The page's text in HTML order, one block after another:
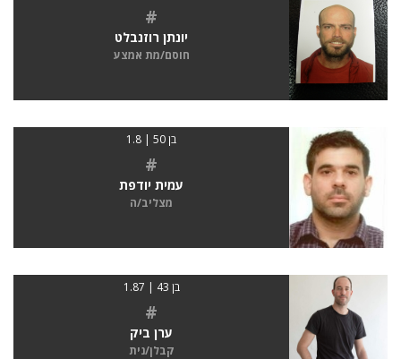
#
יונתן רוזנבלט
חוסם/מת אמצע
בן 50 | 1.8
#
עמית יודפת
מצליב/ה
בן 43 | 1.87
#
ערן ביק
קבלן/נית